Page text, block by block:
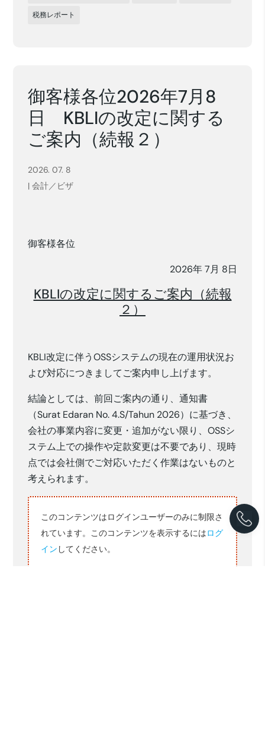
税務レポート
御客様各位2026年7月8
日 KBLIの改定に関する
ご案内（続報２）
2026. 07. 8
|会計／ビザ
御客様各位
2026年 7月 8日
KBLIの改定に関するご案内（続報
２）
KBLI改定に伴うOSSシステムの現在の運用状況お
よび対応につきましてご案内申し上げます。
結論としては、前回ご案内の通り、通知書
（Surat Edaran No. 4.S/Tahun 2026）に基づき、
会社の事業内容に変更・追加がない限り、OSSシ
ステム上での操作や定款変更は不要であり、現時
点では会社側でご対応いただく作業はないものと
考えられます。
このコンテンツはログインユーザーのみに制限さ
れています。このコンテンツを表示するにはログ
イン してください。